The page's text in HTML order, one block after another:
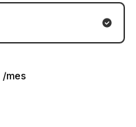
/mes